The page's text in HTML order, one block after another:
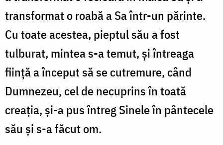
transformat o roabă a Sa într-un părinte.
Cu toate acestea, pieptul său a fost
tulburat, mintea s-a temut, și întreaga
ființă a început să se cutremure, când
Dumnezeu, cel de necuprins în toată
creația, și-a pus întreg Sinele în pântecele
său și s-a făcut om.